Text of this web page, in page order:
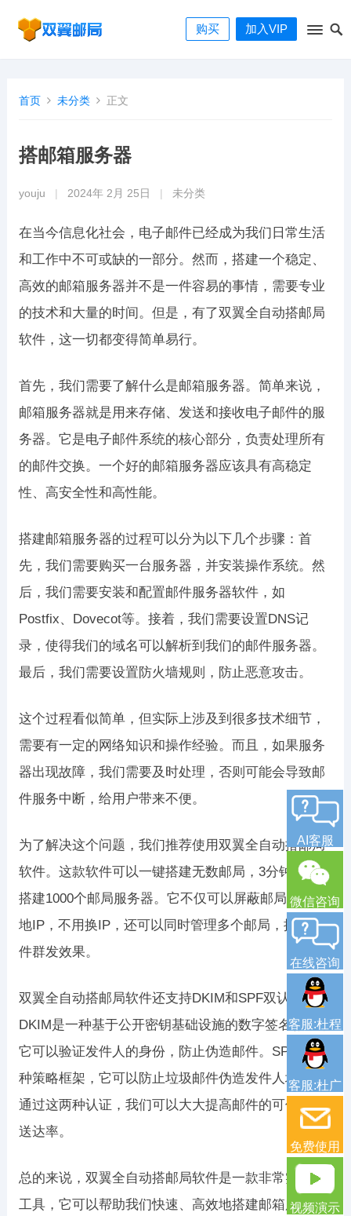
购买 加入VIP
首页 未分类 正文
搭邮箱服务器
youju 2024年 2月 25日 未分类
在当今信息化社会，电子邮件已经成为我们日常生活
和工作中不可或缺的一部分。然而，搭建一个稳定、
高效的邮箱服务器并不是一件容易的事情，需要专业
的技术和大量的时间。但是，有了双翼全自动搭邮局
软件，这一切都变得简单易行。
首先，我们需要了解什么是邮箱服务器。简单来说，
邮箱服务器就是用来存储、发送和接收电子邮件的服
务器。它是电子邮件系统的核心部分，负责处理所有
的邮件交换。一个好的邮箱服务器应该具有高稳定
性、高安全性和高性能。
搭建邮箱服务器的过程可以分为以下几个步骤：首
先，我们需要购买一台服务器，并安装操作系统。然
后，我们需要安装和配置邮件服务器软件，如
Postfix、Dovecot等。接着，我们需要设置DNS记
录，使得我们的域名可以解析到我们的邮件服务器。
最后，我们需要设置防火墙规则，防止恶意攻击。
这个过程看似简单，但实际上涉及到很多技术细节，
需要有一定的网络知识和操作经验。而且，如果服务
器出现故障，我们需要及时处理，否则可能会导致邮
件服务中断，给用户带来不便。
为了解决这个问题，我们推荐使用双翼全自动搭邮局
软件。这款软件可以一键搭建无数邮局，3分钟就可以
搭建1000个邮局服务器。它不仅可以屏蔽邮局邮箱本
地IP，不用换IP，还可以同时管理多个邮局，提升邮
件群发效果。
双翼全自动搭邮局软件还支持DKIM和SPF双认证。
DKIM是一种基于公开密钥基础设施的数字签名标准，
它可以验证发件人的身份，防止伪造邮件。SPF是一
种策略框架，它可以防止垃圾邮件伪造发件人地址。
通过这两种认证，我们可以大大提高邮件的可信度和
送达率。
总的来说，双翼全自动搭邮局软件是一款非常实用的
工具，它可以帮助我们快速、高效地搭建邮箱服务
AI客服
微信咨询
在线咨询
客服:杜程
客服:杜广
免费使用
视频演示